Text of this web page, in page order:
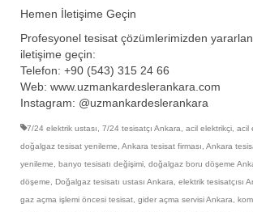
Hemen İletişime Geçin
Profesyonel tesisat çözümlerimizden
iletişime geçin:
Telefon: +90 (543) 315 24 66
Web: www.uzmankardeslerankara.com
Instagram: @uzmankardeslerankara
7/24 elektrik ustası, 7/24 tesisatçı Ankara, acil elektrikçi, acil
doğalgaz tesisat yenileme, Ankara tesisat firması, Ankara
yenileme, banyo tesisatı değişimi, doğalgaz boru döşeme
döşeme, Doğalgaz tesisatı ustası Ankara, elektrik tesisatçısı
gaz açma işlemi öncesi tesisat, gider açma servisi Ankara,